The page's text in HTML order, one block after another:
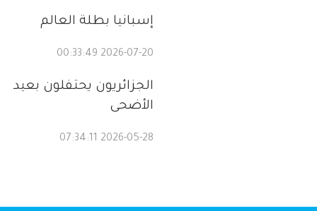
إسبانيا بطلة العالم
2026-07-20 00:33:49
الجزائريون يحتفلون بعيد
الأضحى
2026-05-28 07:34:11